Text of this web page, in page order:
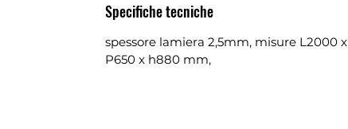
Specifiche tecniche
spessore lamiera 2,5mm, misure L2000 x
P650 x h880 mm,